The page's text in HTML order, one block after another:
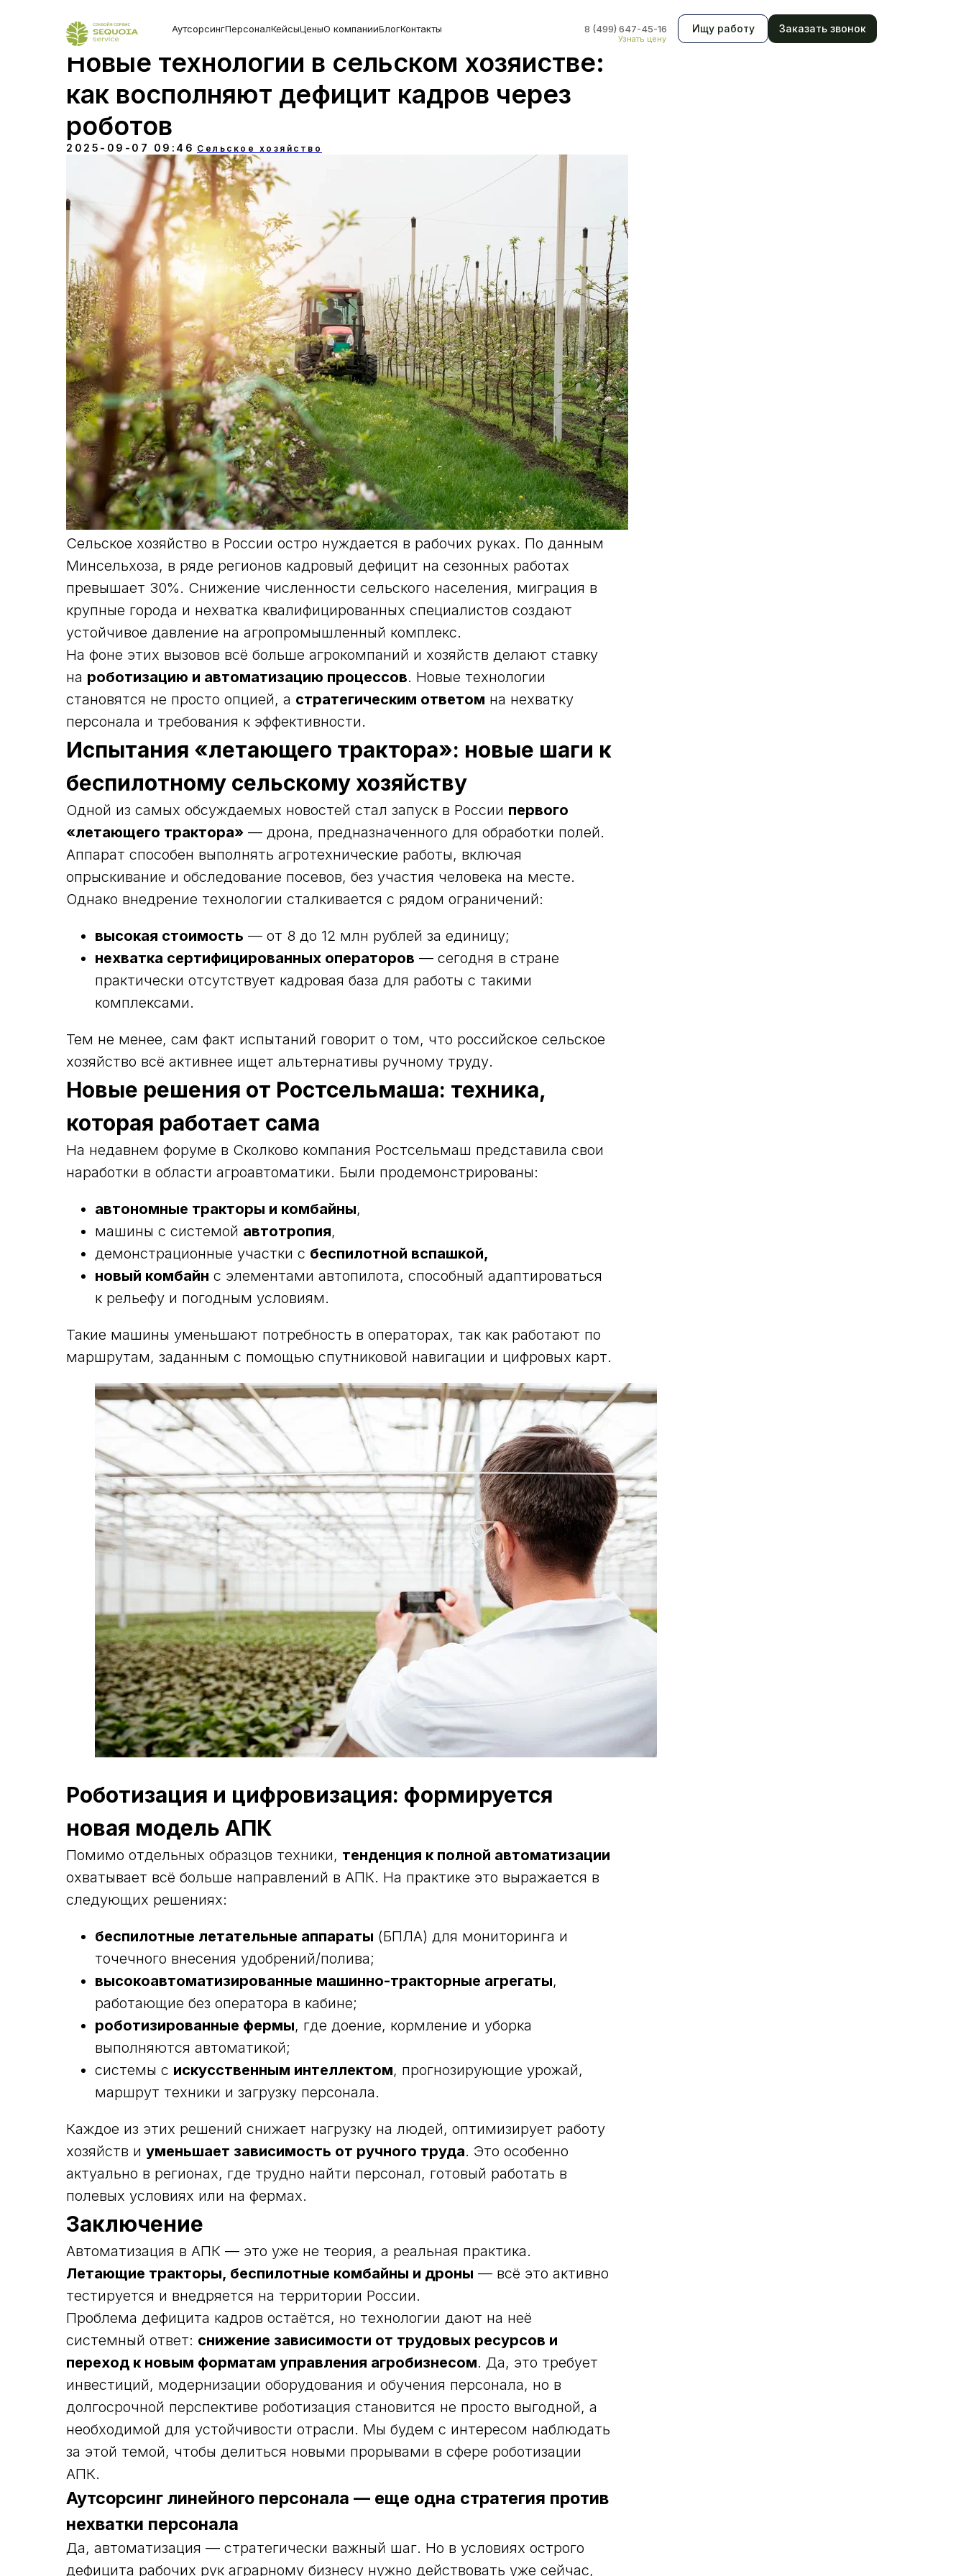
АутсорсингПерсоналКейсыЦеныО компанииБлогКонтакты
Узнать цену
8 (499) 647-45-16 Ищу работу Заказать звонок
Новые технологии в сельском хозяйстве:
как восполняют дефицит кадров через
роботов
2025-09-07 09:46 Сельское хозяйство
Сельское хозяйство в России остро нуждается в рабочих руках. По данным
Минсельхоза, в ряде регионов кадровый дефицит на сезонных работах
превышает 30%. Снижение численности сельского населения, миграция в
крупные города и нехватка квалифицированных специалистов создают
устойчивое давление на агропромышленный комплекс.
На фоне этих вызовов всё больше агрокомпаний и хозяйств делают ставку
на роботизацию и автоматизацию процессов. Новые технологии
становятся не просто опцией, а стратегическим ответом на нехватку
персонала и требования к эффективности.
Испытания «летающего трактора»: новые шаги к
беспилотному сельскому хозяйству
Одной из самых обсуждаемых новостей стал запуск в России первого
«летающего трактора» — дрона, предназначенного для обработки полей.
Аппарат способен выполнять агротехнические работы, включая
опрыскивание и обследование посевов, без участия человека на месте.
Однако внедрение технологии сталкивается с рядом ограничений:
высокая стоимость — от 8 до 12 млн рублей за единицу;
нехватка сертифицированных операторов — сегодня в стране
практически отсутствует кадровая база для работы с такими
комплексами.
Тем не менее, сам факт испытаний говорит о том, что российское сельское
хозяйство всё активнее ищет альтернативы ручному труду.
Новые решения от Ростсельмаша: техника,
которая работает сама
На недавнем форуме в Сколково компания Ростсельмаш представила свои
наработки в области агроавтоматики. Были продемонстрированы:
автономные тракторы и комбайны,
машины с системой автотропия,
демонстрационные участки с беспилотной вспашкой,
новый комбайн с элементами автопилота, способный адаптироваться
к рельефу и погодным условиям.
Такие машины уменьшают потребность в операторах, так как работают по
маршрутам, заданным с помощью спутниковой навигации и цифровых карт.
Роботизация и цифровизация: формируется
новая модель АПК
Помимо отдельных образцов техники, тенденция к полной автоматизации
охватывает всё больше направлений в АПК. На практике это выражается в
следующих решениях:
беспилотные летательные аппараты (БПЛА) для мониторинга и
точечного внесения удобрений/полива;
высокоавтоматизированные машинно-тракторные агрегаты,
работающие без оператора в кабине;
роботизированные фермы, где доение, кормление и уборка
выполняются автоматикой;
системы с искусственным интеллектом, прогнозирующие урожай,
маршрут техники и загрузку персонала.
Каждое из этих решений снижает нагрузку на людей, оптимизирует работу
хозяйств и уменьшает зависимость от ручного труда. Это особенно
актуально в регионах, где трудно найти персонал, готовый работать в
полевых условиях или на фермах.
Заключение
Автоматизация в АПК — это уже не теория, а реальная практика.
Летающие тракторы, беспилотные комбайны и дроны — всё это активно
тестируется и внедряется на территории России.
Проблема дефицита кадров остаётся, но технологии дают на неё
системный ответ: снижение зависимости от трудовых ресурсов и
переход к новым форматам управления агробизнесом. Да, это требует
инвестиций, модернизации оборудования и обучения персонала, но в
долгосрочной перспективе роботизация становится не просто выгодной, а
необходимой для устойчивости отрасли. Мы будем с интересом наблюдать
за этой темой, чтобы делиться новыми прорывами в сфере роботизации
АПК.
Аутсорсинг линейного персонала — еще одна стратегия против
нехватки персонала
Да, автоматизация — стратегически важный шаг. Но в условиях острого
дефицита рабочих рук аграрному бизнесу нужно действовать уже сейчас,